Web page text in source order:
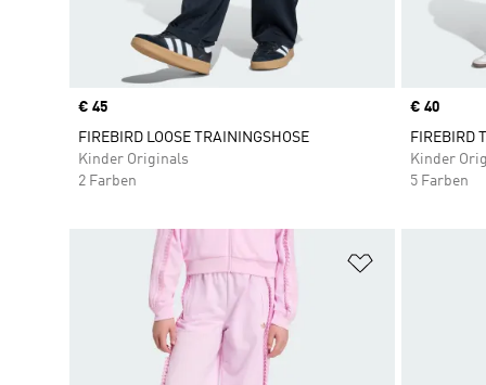
Price
€ 45
FIREBIRD LOOSE TRAININGSHOSE
Kinder Originals
2 Farben
Price
€ 40
FIREBIRD
Kinder
5 Farben